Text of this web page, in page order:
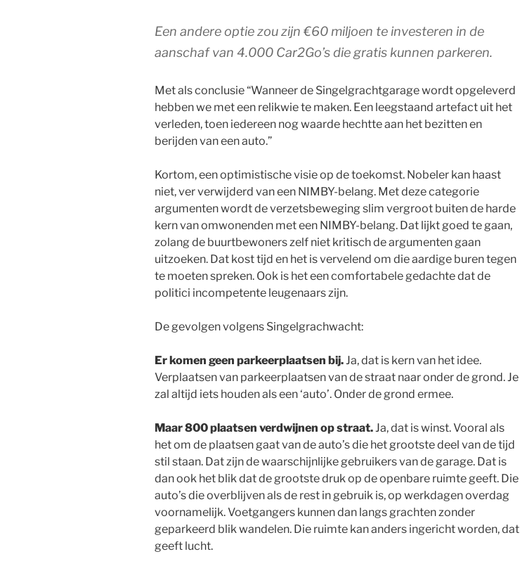
Een andere optie zou zijn €60 miljoen te investeren in de
aanschaf van 4.000 Car2Go’s die gratis kunnen parkeren.
Met als conclusie “Wanneer de Singelgrachtgarage wordt opgeleverd
hebben we met een relikwie te maken. Een leegstaand artefact uit het
verleden, toen iedereen nog waarde hechtte aan het bezitten en
berijden van een auto.”
Kortom, een optimistische visie op de toekomst. Nobeler kan haast
niet, ver verwijderd van een NIMBY-belang. Met deze categorie
argumenten wordt de verzetsbeweging slim vergroot buiten de harde
kern van omwonenden met een NIMBY-belang. Dat lijkt goed te gaan,
zolang de buurtbewoners zelf niet kritisch de argumenten gaan
uitzoeken. Dat kost tijd en het is vervelend om die aardige buren tegen
te moeten spreken. Ook is het een comfortabele gedachte dat de
politici incompetente leugenaars zijn.
De gevolgen volgens Singelgrachwacht:
Er komen geen parkeerplaatsen bij. Ja, dat is kern van het idee.
Verplaatsen van parkeerplaatsen van de straat naar onder de grond. Je
zal altijd iets houden als een ‘auto’. Onder de grond ermee.
Maar 800 plaatsen verdwijnen op straat. Ja, dat is winst. Vooral als
het om de plaatsen gaat van de auto’s die het grootste deel van de tijd
stil staan. Dat zijn de waarschijnlijke gebruikers van de garage. Dat is
dan ook het blik dat de grootste druk op de openbare ruimte geeft. Die
auto’s die overblijven als de rest in gebruik is, op werkdagen overdag
voornamelijk. Voetgangers kunnen dan langs grachten zonder
geparkeerd blik wandelen. Die ruimte kan anders ingericht worden, dat
geeft lucht.